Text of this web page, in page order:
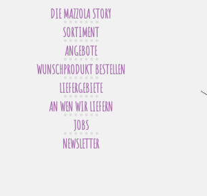
DIE MAZZOLA STORY
SORTIMENT
ANGEBOTE
WUNSCHPRODUKT BESTELLEN
LIEFERGEBIETE
AN WEN WIR LIEFERN
JOBS
NEWSLETTER